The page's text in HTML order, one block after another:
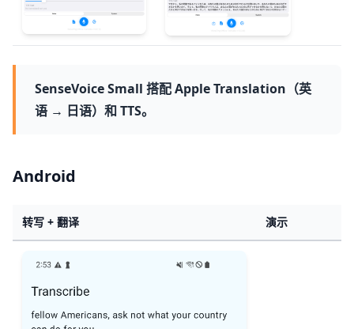
SenseVoice Small 搭配 Apple Translation（英
语 → 日语）和 TTS。
Android
转写 + 翻译 演示